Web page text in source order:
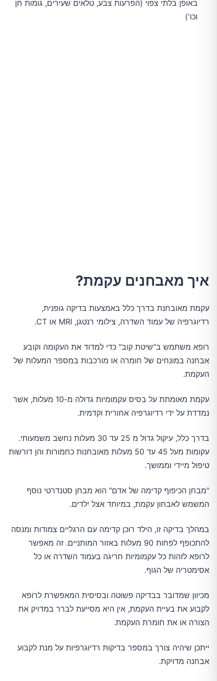
באופן בלתי צפוי (הפרעות צבע, טלאים שעירים, גומות חן
וכו')
איך מאבחנים עקמת?
עקמת מאובחנת בדרך כלל באמצעות בדיקה גופנית,
רדיוגרפיה של עמוד השדרה, צילומי רנטגן, MRI או CT.
רופא משתמש ב"שיטת קוב" כדי למדוד את העקומה וקובע
אבחנה במונחים של חומרה או מורכבות במספר המעלות של
העקמת.
עקמת מאומתת על בסיס עקמומיות גדולה מ-10 מעלות, אשר
נמדדת על ידי רדיוגרפיה אחורית וקדמית.
בדרך כלל, עיקול גדול מ 25 עד 30 מעלות נחשב משמעותי.
עקומות מעל 45 עד 50 מעלות מאובחנות כחמורות והן דורשות
טיפול מיידי וממושך.
"מבחן הכיפוף קדימה של אדם" הוא מבחן סטנדרטי נוסף
המשמש לאבחון עקמת, במיוחד אצל ילדים.
במהלך בדיקה זו, הילד רוכן קדימה עם הרגליים צמודות ומנסה
להתכופף לפחות 90 מעלות באזור המותניים. זה מאפשר
לרופא לזהות כל עקמומיות חריגה בעמוד השדרה או כל
אסימטריה של הגוף.
מכיוון שמדובר בבדיקה פשוטה ובסיסית המאפשרת לרופא
לקבוע את בעיית העקמת, אין היא מסייעת לברר במדויק את
הצורה או את חומרת העקמת.
ייתכן שיהיה צורך במספר בדיקות רדיוגרפיות על מנת לקבוע
אבחנה מדויקת.